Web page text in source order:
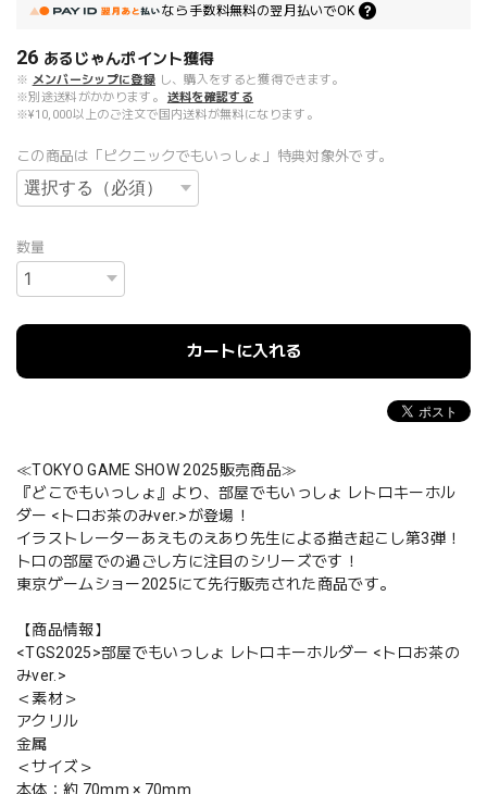
なら 手数料無料の翌月払いでOK
26 あるじゃんポイント獲得
※ メンバーシップに登録 し、購入をすると獲得できます。
※別途送料がかかります。
送料を確認する
※¥10,000以上のご注文で国内送料が無料になります。
この商品は「ピクニックでもいっしょ」特典対象外です。
数量
カートに入れる
≪TOKYO GAME SHOW 2025販売商品≫
『どこでもいっしょ』より、部屋でもいっしょ レトロキーホル
ダー <トロお茶のみver.>が登場！
イラストレーターあえものえあり先生による描き起こし第3弾！
トロの部屋での過ごし方に注目のシリーズです！
東京ゲームショー2025にて先行販売された商品です。
【商品情報】
<TGS2025>部屋でもいっしょ レトロキーホルダー <トロお茶の
みver.>
＜素材＞
アクリル
金属
＜サイズ＞
本体：約 70mm × 70mm